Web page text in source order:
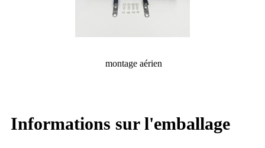
montage aérien
Informations sur l'emballage